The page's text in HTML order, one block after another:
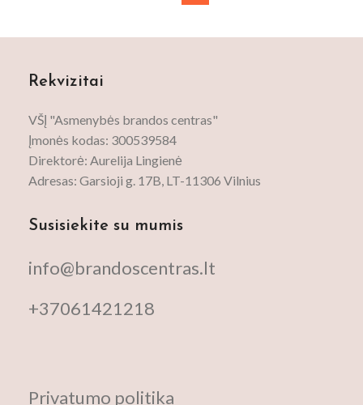
Rekvizitai
VŠĮ "Asmenybės brandos centras"
Įmonės kodas: 300539584
Direktorė: Aurelija Lingienė
Adresas: Garsioji g. 17B, LT-11306 Vilnius
Susisiekite su mumis
info@brandoscentras.lt
+37061421218
Privatumo politika